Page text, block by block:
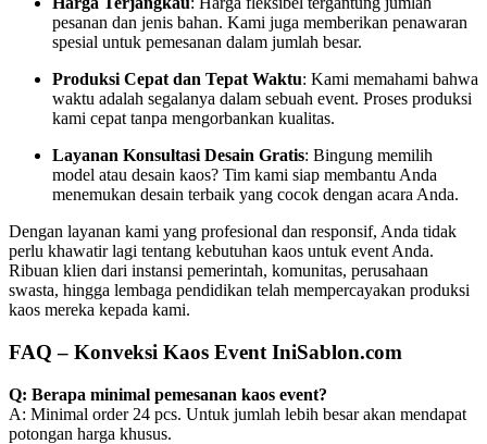
pesanan dan jenis bahan. Kami juga memberikan penawaran
spesial untuk pemesanan dalam jumlah besar.
Produksi Cepat dan Tepat Waktu: Kami memahami bahwa
waktu adalah segalanya dalam sebuah event. Proses produksi
kami cepat tanpa mengorbankan kualitas.
Layanan Konsultasi Desain Gratis: Bingung memilih
model atau desain kaos? Tim kami siap membantu Anda
menemukan desain terbaik yang cocok dengan acara Anda.
Dengan layanan kami yang profesional dan responsif, Anda tidak
perlu khawatir lagi tentang kebutuhan kaos untuk event Anda.
Ribuan klien dari instansi pemerintah, komunitas, perusahaan
swasta, hingga lembaga pendidikan telah mempercayakan produksi
kaos mereka kepada kami.
FAQ – Konveksi Kaos Event IniSablon.com
Q: Berapa minimal pemesanan kaos event?
A: Minimal order 24 pcs. Untuk jumlah lebih besar akan mendapat
potongan harga khusus.